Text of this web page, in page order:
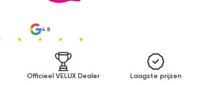
4.8
Officieel VELUX Dealer Laagste prijzen